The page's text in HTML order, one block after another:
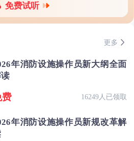
免费试听
更多
年消防设施操作员新大纲全面
费 16249人已领取
年消防设施操作员新规改革解